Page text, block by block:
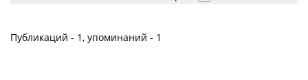
Публикаций - 1, упоминаний - 1